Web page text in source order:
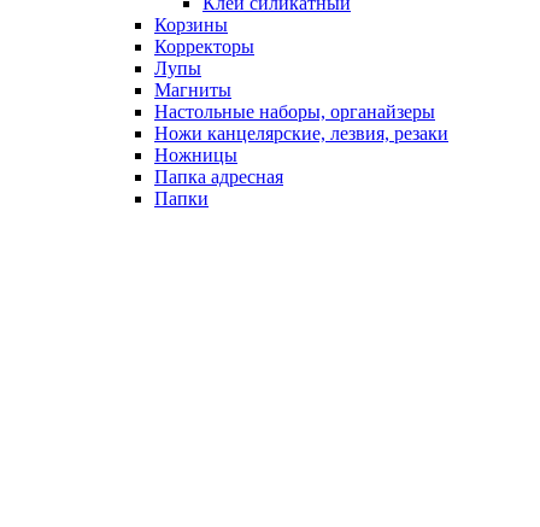
Корзины
Корректоры
Лупы
Магниты
Настольные наборы, органайзеры
Ножи канцелярские, лезвия, резаки
Ножницы
Папка адресная
Папки